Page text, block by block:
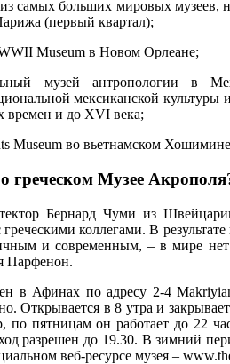
самых больших мировых музеев,
(первый квартал);
Museum в Новом Орлеане;
музей антропологии в
мексиканской культуры
времен и до XVI века;
Museum во вьетнамском
греческом Музее
Бернард Чуми из
греческими коллегами. В
и современным, – в мире
Парфенон.
в Афинах по адресу 2-4
Открывается в 8 утра и
по пятницам он работает до 22
разрешен до 19.30. В зимний
веб-ресурсе музея –